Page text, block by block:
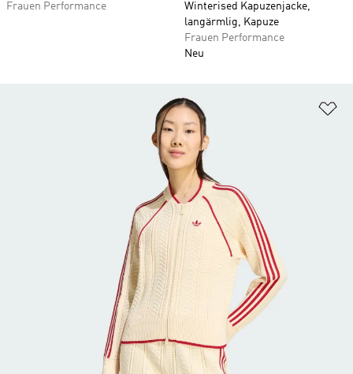
Frauen Performance
Winterised Kapuzenjacke,
langärmlig, Kapuze
Frauen Performance
Neu